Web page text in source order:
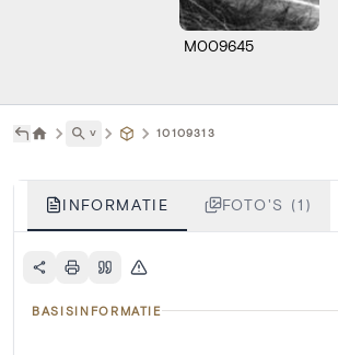
M009645
˅ 10109313
INFORMATIE FOTO'S (1)
BASISINFORMATIE